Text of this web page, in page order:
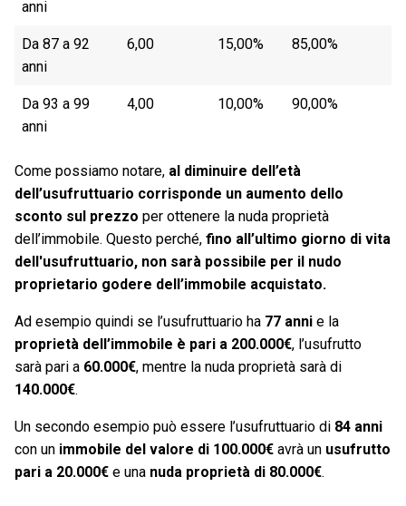
anni
Da 87 a 92
anni
6,00 15,00% 85,00%
Da 93 a 99
anni
4,00 10,00% 90,00%
Come possiamo notare, al diminuire dell’età
dell’usufruttuario corrisponde un aumento dello
sconto sul prezzo per ottenere la nuda proprietà
dell’immobile. Questo perché, fino all’ultimo giorno di vita
dell'usufruttuario, non sarà possibile per il nudo
proprietario godere dell’immobile acquistato.
Ad esempio quindi se l’usufruttuario ha 77 anni e la
proprietà dell’immobile è pari a 200.000€, l’usufrutto
sarà pari a 60.000€, mentre la nuda proprietà sarà di
140.000€.
Un secondo esempio può essere l’usufruttuario di 84 anni
con un immobile del valore di 100.000€ avrà un usufrutto
pari a 20.000€ e una nuda proprietà di 80.000€.